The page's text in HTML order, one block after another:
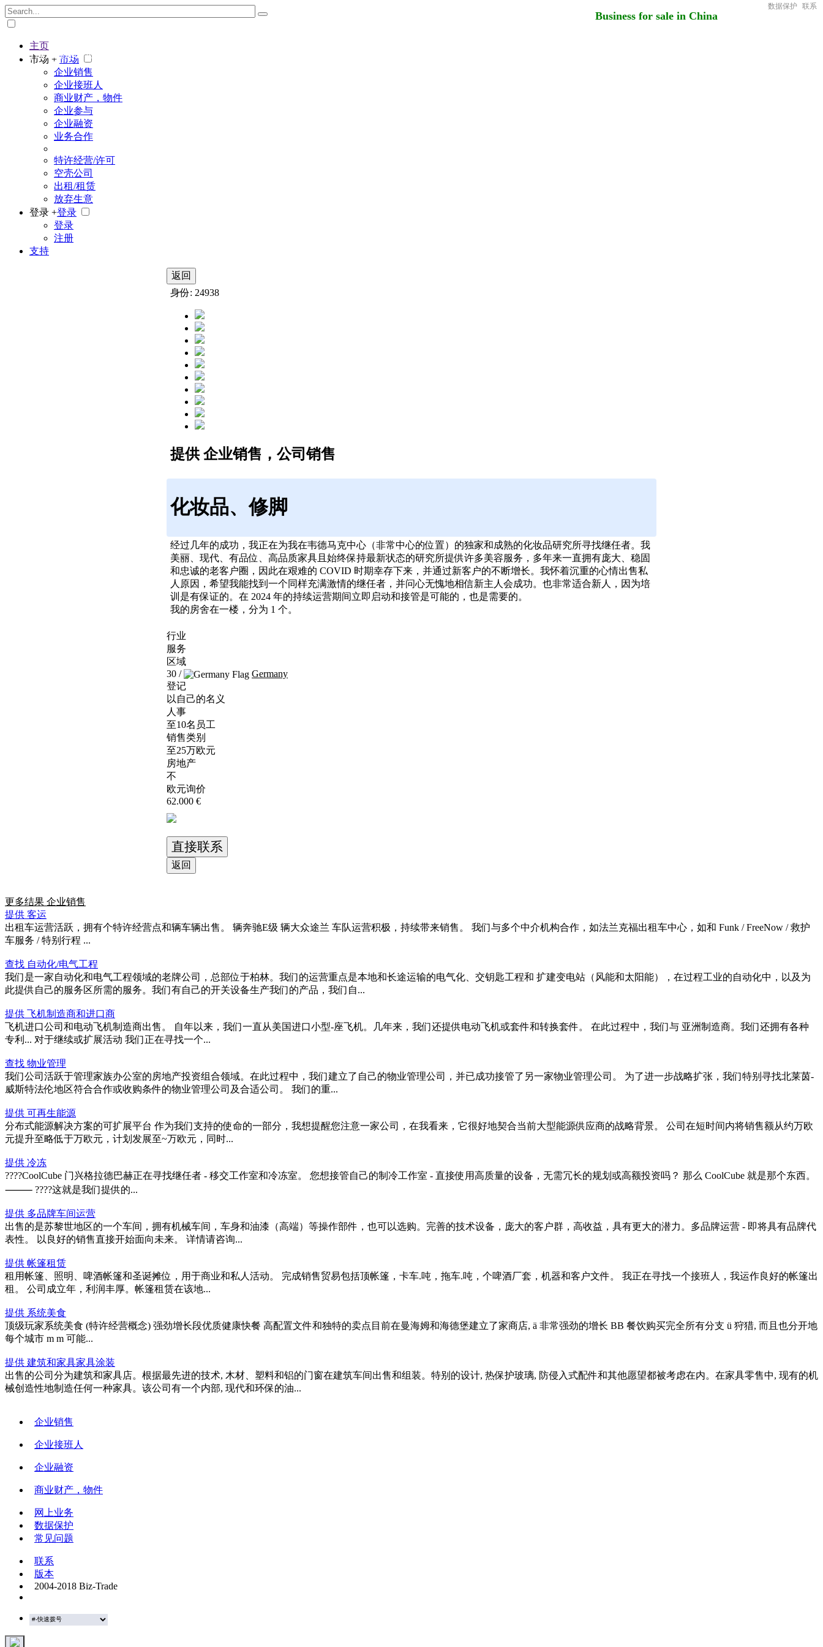
Business for sale in China
The big marketplace for business
数据保护 联系
主页
市场 + 市场
企业销售
企业接班人
商业财产，物件
企业参与
企业融资
业务合作
特许经营/许可
空壳公司
出租/租赁
放弃生意
登录 +登录
登录
注册
支持
返回
身份: 24938
提供 企业销售，公司销售
化妆品、修脚
经过几年的成功，我正在为我在韦德马克中心（非常中心的位置）的独家和成熟的化妆品研究所寻找继任者。我
美丽、现代、有品位、高品质家具且始终保持最新状态的研究所提供许多美容服务，多年来一直拥有庞大、稳固
和忠诚的老客户圈，因此在艰难的 COVID 时期幸存下来，并通过新客户的不断增长。我怀着沉重的心情出售私
人原因，希望我能找到一个同样充满激情的继任者，并问心无愧地相信新主人会成功。也非常适合新人，因为培
训是有保证的。在 2024 年的持续运营期间立即启动和接管是可能的，也是需要的。
我的房舍在一楼，分为 1 个。
行业
服务
区域
30 /
Germany
登记
以自己的名义
人事
至10名员工
销售类别
至25万欧元
房地产
不
欧元询价
62.000 €
直接联系
返回
更多结果 企业销售
提供 客运
出租车运营活跃，拥有个特许经营点和辆车辆出售。 辆奔驰E级 辆大众途兰 车队运营积极，持续带来销售。 我们与多个中介机构合作，如法兰克福出租车中心，如和 Funk / FreeNow / 救护
车服务 / 特别行程 ...
查找 自动化/电气工程
我们是一家自动化和电气工程领域的老牌公司，总部位于柏林。我们的运营重点是本地和长途运输的电气化、交钥匙工程和 扩建变电站（风能和太阳能），在过程工业的自动化中，以及为
此提供自己的服务区所需的服务。我们有自己的开关设备生产我们的产品，我们自...
提供 飞机制造商和进口商
飞机进口公司和电动飞机制造商出售。 自年以来，我们一直从美国进口小型-座飞机。几年来，我们还提供电动飞机或套件和转换套件。 在此过程中，我们与 亚洲制造商。我们还拥有各种
专利... 对于继续或扩展活动 我们正在寻找一个...
查找 物业管理
我们公司活跃于管理家族办公室的房地产投资组合领域。在此过程中，我们建立了自己的物业管理公司，并已成功接管了另一家物业管理公司。 为了进一步战略扩张，我们特别寻找北莱茵-
威斯特法伦地区符合合作或收购条件的物业管理公司及合适公司。 我们的重...
提供 可再生能源
分布式能源解决方案的可扩展平台 作为我们支持的使命的一部分，我想提醒您注意一家公司，在我看来，它很好地契合当前大型能源供应商的战略背景。 公司在短时间内将销售额从约万欧
元提升至略低于万欧元，计划发展至~万欧元，同时...
提供 冷冻
????CoolCube 门兴格拉德巴赫正在寻找继任者 - 移交工作室和冷冻室。 您想接管自己的制冷工作室 - 直接使用高质量的设备，无需冗长的规划或高额投资吗？ 那么 CoolCube 就是那个东西。
⸻ ????这就是我们提供的...
提供 多品牌车间运营
出售的是苏黎世地区的一个车间，拥有机械车间，车身和油漆（高端）等操作部件，也可以选购。完善的技术设备，庞大的客户群，高收益，具有更大的潜力。多品牌运营 - 即将具有品牌代
表性。 以良好的销售直接开始面向未来。 详情请咨询...
提供 帐篷租赁
租用帐篷、照明、啤酒帐篷和圣诞摊位，用于商业和私人活动。 完成销售贸易包括顶帐篷，卡车.吨，拖车.吨，个啤酒厂套，机器和客户文件。 我正在寻找一个接班人，我运作良好的帐篷出
租。 公司成立年，利润丰厚。帐篷租赁在该地...
提供 系统美食
顶级玩家系统美食 (特许经营概念) 强劲增长段优质健康快餐 高配置文件和独特的卖点目前在曼海姆和海德堡建立了家商店, ä 非常强劲的增长 BB 餐饮购买完全所有分支 ü 狩猎, 而且也分开地
每个城市 m m 可能...
提供 建筑和家具家具涂装
出售的公司分为建筑和家具店。根据最先进的技术, 木材、塑料和铝的门窗在建筑车间出售和组装。特别的设计, 热保护玻璃, 防侵入式配件和其他愿望都被考虑在内。在家具零售中, 现有的机
械创造性地制造任何一种家具。该公司有一个内部, 现代和环保的油...
企业销售
企业接班人
企业融资
商业财产，物件
网上业务
数据保护
常见问题
联系
版本
2004-2018 Biz-Trade